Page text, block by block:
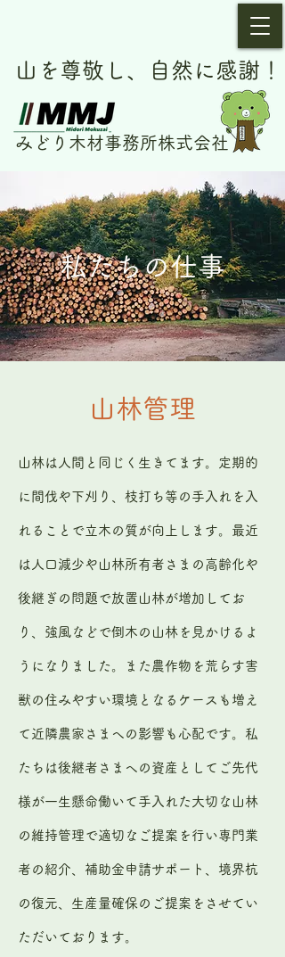
みどり木材事務所​​株式会社
​ 山を尊敬し、自然に感謝！
​私たちの仕事
​​山林管理
山林は人間と同じく生きてます。定期的
に間伐や下刈り、枝打ち等の手入れを入
れることで立木の質が向上します。最近
は人口減少や山林所有者さまの高齢化や
後継ぎの問題で放置山林が増加してお
り、強風などで倒木の山林を見かけるよ
うになりました。また農作物を荒らす害
獣の住みやすい環境となるケースも増え
て近隣農家さまへの影響も心配です。私
たちは後継者さまへの資産としてご先代
様が一生懸命働いて手入れた大切な山林
の維持管理で適切なご提案を行い専門業
者の紹介、補助金申請サポート、境界杭
の復元、生産量確保のご提案をさせてい
ただいております。